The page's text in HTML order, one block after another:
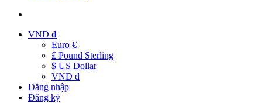
VND đ
Euro €
£ Pound Sterling
$ US Dollar
VND đ
Đăng nhập
Đăng ký